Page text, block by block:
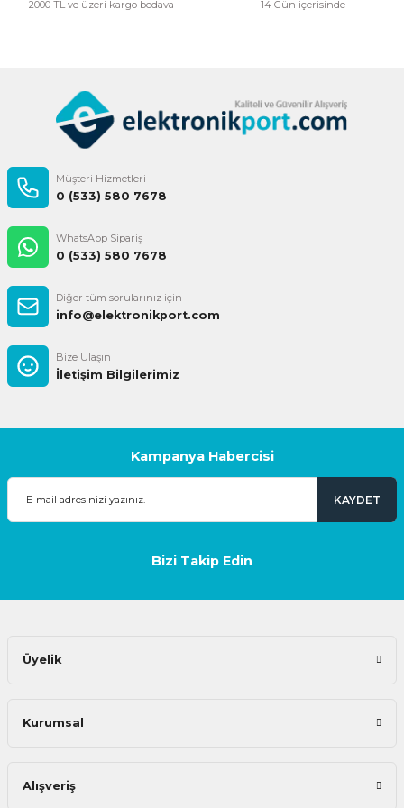
2000 TL ve üzeri kargo bedava 14 Gün içerisinde
Müşteri Hizmetleri
0 (533) 580 7678
WhatsApp Sipariş
0 (533) 580 7678
Diğer tüm sorularınız için
info@elektronikport.com
Bize Ulaşın
İletişim Bilgilerimiz
Kampanya Habercisi
KAYDET
Bizi Takip Edin
Üyelik
Kurumsal
Alışveriş